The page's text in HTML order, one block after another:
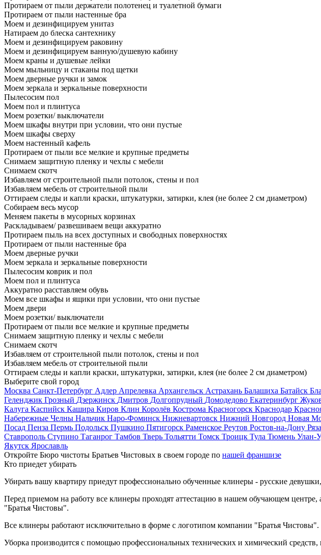
Протираем от пыли держатели полотенец и туалетной бумаги
Протираем от пыли настенные бра
Моем и дезинфицируем унитаз
Натираем до блеска сантехнику
Моем и дезинфицируем раковину
Моем и дезинфицируем ванную/душевую кабину
Моем краны и душевые лейки
Моем мыльницу и стаканы под щетки
Моем дверные ручки и замок
Моем зеркала и зеркальные поверхности
Пылесосим пол
Моем пол и плинтуса
Моем розетки/ выключатели
Моем шкафы внутри при условии, что они пустые
Моем шкафы сверху
Моем настенный кафель
Протираем от пыли все мелкие и крупные предметы
Снимаем защитную пленку и чехлы с мебели
Снимаем скотч
Избавляем от строительной пыли потолок, стены и пол
Избавляем мебель от строительной пыли
Оттираем следы и капли краски, штукатурки, затирки, клея (не более 2 см диаметром)
Собираем весь мусор
Меняем пакеты в мусорных корзинах
Раскладываем/ развешиваем вещи аккуратно
Протираем пыль на всех доступных и свободных поверхностях
Протираем от пыли настенные бра
Моем дверные ручки
Моем зеркала и зеркальные поверхности
Пылесосим коврик и пол
Моем пол и плинтуса
Аккуратно расставляем обувь
Моем все шкафы и ящики при условии, что они пустые
Моем двери
Моем розетки/ выключатели
Протираем от пыли все мелкие и крупные предметы
Снимаем защитную пленку и чехлы с мебели
Снимаем скотч
Избавляем от строительной пыли потолок, стены и пол
Избавляем мебель от строительной пыли
Оттираем следы и капли краски, штукатурки, затирки, клея (не более 2 см диаметром)
Выберите свой город
Москва Санкт-Петербург Адлер Апрелевка Архангельск Астрахань Балашиха Батайск
Геленджик Грозный Дзержинск Дмитров Долгопрудный Домодедово Екатеринбург
Калуга Каспийск Кашира Киров Клин Королёв Кострома Красногорск Краснодар
Набережные Челны Нальчик Наро-Фоминск Нижневартовск Нижний Новгород Новая
Посад Пенза Пермь Подольск Пушкино Пятигорск Раменское Реутов Ростов-на-Дону
Ставрополь Ступино Таганрог Тамбов Тверь Тольятти Томск Троицк Тула Тюмень Улан-
Якутск Ярославль
Откройте Бюро чистоты Братьев Чистовых в своем городе по нашей франшизе
Кто приедет убирать
Убирать вашу квартиру приедут профессионально обученные клинеры - русские девушки,
Перед приемом на работу все клинеры проходят аттестацию в нашем обучающем центре,
"Братья Чистовы".
Все клинеры работают исключительно в форме с логотипом компании "Братья Чистовы".
Уборка производится с помощью профессиональных технических и химический